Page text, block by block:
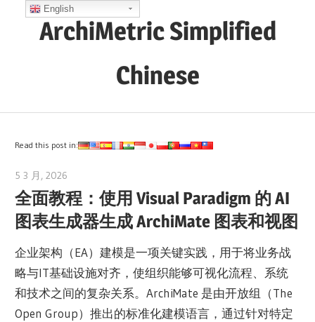
ArchiMetric Simplified
Chinese
Ops,
Agile
and
More
Read this post in:
5 3 月, 2026
全面教程：使用 Visual Paradigm 的 AI
图表生成器生成 ArchiMate 图表和视图
企业架构（EA）建模是一项关键实践，用于将业务战
略与IT基础设施对齐，使组织能够可视化流程、系统
和技术之间的复杂关系。ArchiMate 是由开放组（The
Open Group）推出的标准化建模语言，通过针对特定
English